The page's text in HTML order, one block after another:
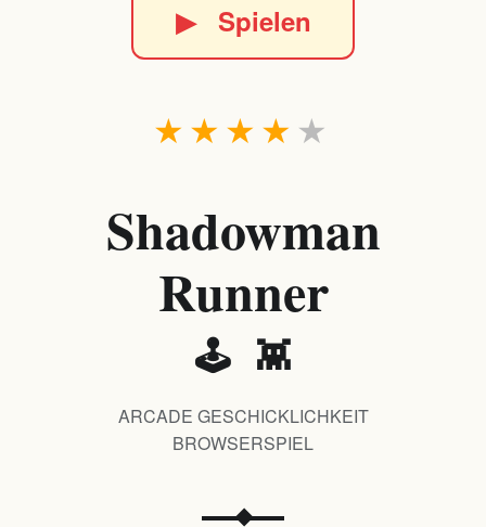
▶Spielen
★
★
★
★
★
Shadowman
Runner
🕹️ 👾
ARCADE GESCHICKLICHKEIT
BROWSERSPIEL